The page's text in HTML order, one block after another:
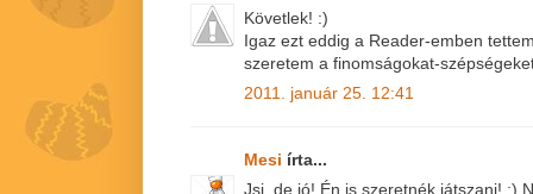
Követlek! :)
Igaz ezt eddig a Reader-emben
szeretem a finomságokat-
2011. január 25. 12:41
Mesi írta...
Jsj, de jó! Én is szeretnék játszani! :)